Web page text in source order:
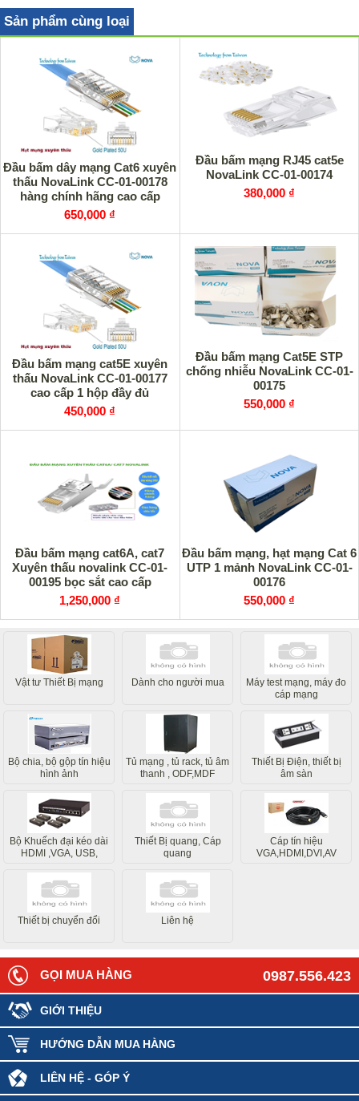
Sản phẩm cùng loại
Đầu bấm dây mạng Cat6 xuyên
thấu NovaLink CC-01-00178
hàng chính hãng cao cấp
650,000 ₫
Đầu bấm mạng RJ45 cat5e
NovaLink CC-01-00174
380,000 ₫
Đầu bấm mạng cat5E xuyên
thấu NovaLink CC-01-00177
cao cấp 1 hộp đầy đủ
450,000 ₫
Đầu bấm mạng Cat5E STP
chống nhiễu NovaLink CC-01-
00175
550,000 ₫
Đầu bấm mạng cat6A, cat7
Xuyên thấu novalink CC-01-
00195 bọc sắt cao cấp
1,250,000 ₫
Đầu bấm mạng, hạt mạng Cat 6
UTP 1 mảnh NovaLink CC-01-
00176
550,000 ₫
Vật tư Thiết Bị mạng Dành cho người mua
Máy test mạng, máy đo
cáp mạng
Bộ chia, bộ gộp tín hiệu
hình ảnh
Tủ mạng , tủ rack, tủ âm
thanh , ODF,MDF
Thiết Bị Điện, thiết bị
âm sàn
Bộ Khuếch đại kéo dài
HDMI ,VGA, USB,
Thiết Bị quang, Cáp
quang
Cáp tín hiệu
VGA,HDMI,DVI,AV
Thiết bị chuyển đổi Liên hệ
0987.556.423
GỌI MUA HÀNG
GIỚI THIỆU
HƯỚNG DẪN MUA HÀNG
LIÊN HỆ - GÓP Ý